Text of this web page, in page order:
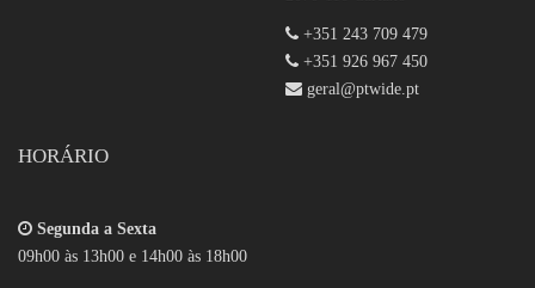
+351 243 709 479
+351 926 967 450
geral@ptwide.pt
HORÁRIO
Segunda a Sexta
09h00 às 13h00 e 14h00 às 18h00